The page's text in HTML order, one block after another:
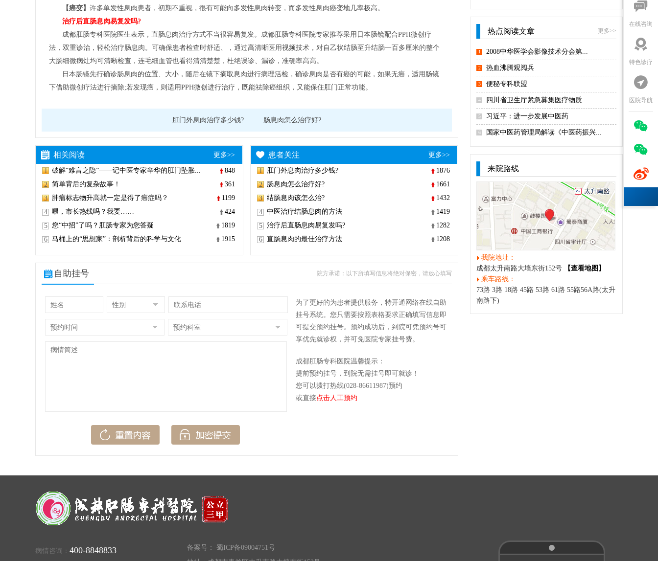
【癌变】 许多单发性息肉患者，初期不重视，很有可能向多发性息肉转变，而多发性息肉癌变地几率极高。
治疗后直肠息肉易复发吗?
成都肛肠专科医院医生表示，直肠息肉治疗方式不当很容易复发。成都肛肠专科医院专家推荐采用日本肠镜配合PPH微创疗
法，双重诊治，轻松治疗肠息肉。可确保患者检查时舒适、，通过高清晰医用视频技术，对自乙状结肠至升结肠一百多厘米的整个
大肠细微病灶均可清晰检查，连毛细血管也看得清清楚楚，杜绝误诊、漏诊，准确率高高。
日本肠镜先行确诊肠息肉的位置、大小，随后在镜下摘取息肉进行病理活检，确诊息肉是否有癌的可能，如果无癌，适用肠镜
下借助微创疗法进行摘除;若发现癌，则适用PPH微创进行治疗，既能祛除癌组织，又能保住肛门正常功能。
肛门外息肉治疗多少钱? 肠息肉怎么治疗好?
相关阅读 更多>>
1 破解“难言之隐”——记中医专家辛华的肛门坠胀...
848
2
简单背后的复杂故事！
361
3
肿瘤标志物升高就一定是得了癌症吗？
1199
4
喂，市长热线吗？我要……
424
5
您“中招”了吗？肛肠专家为您答疑
1819
6
马桶上的“思想家”：剖析背后的科学与文化 1915
患者关注 更多>>
1 肛门外息肉治疗多少钱?
1876
2
肠息肉怎么治疗好?
1661
3
结肠息肉该怎么治?
1432
4
中医治疗结肠息肉的方法
1419
5
治疗后直肠息肉易复发吗?
1282
6
直肠息肉的最佳治疗方法 1208
自助挂号 院方承诺：以下所填写信息将绝对保密，请放心填写
为了更好的为患者提供服务，特开通网络在线自助
挂号系统。您只需要按照表格要求正确填写信息即
可提交预约挂号。预约成功后，到院可凭预约号可
享优先就诊权，并可免医院专家挂号费。
成都肛肠专科医院温馨提示：
提前预约挂号，到院无需挂号即可就诊！
您可以拨打热线(028-86611987)预约
或直接点击人工预约
热点阅读文章 更多>>
1 2008中华医学会影像技术分会第...
2 热血沸腾观阅兵
3 便秘专科联盟
4 四川省卫生厅紧急募集医疗物质
5 习近平：进一步发展中医药
6 国家中医药管理局解读《中医药振兴...
来院路线
我院地址：
成都太升南路大墙东街152号
【查看地图】
乘车路线：
73路 3路 18路 45路 53路 61路 55路56A路(太升
南路下)

在线咨询

特色诊疗

医院导航



病情咨询： 400-8848833
备案号：
蜀ICP备09004751号